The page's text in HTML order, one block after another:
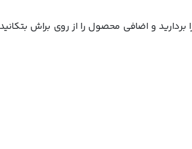
و اضافی محصول را از روی براش